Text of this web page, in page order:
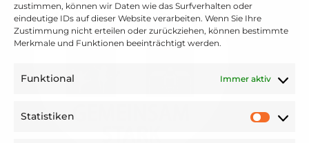
zustimmen, können wir Daten wie das Surfverhalten oder
eindeutige IDs auf dieser Website verarbeiten. Wenn Sie Ihre
Zustimmung nicht erteilen oder zurückziehen, können bestimmte
Merkmale und Funktionen beeinträchtigt werden.
Funktional Immer aktiv
Statistiken